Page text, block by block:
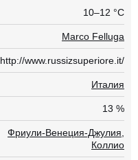
10–12 °С
Marco Felluga
http://www.russizsuperiore.it/
Италия
13 %
Фриули-Венеция-Джулия,
Коллио